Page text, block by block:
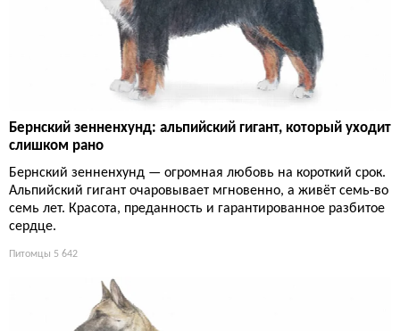
Бернский зенненхунд: альпийский гигант, который уходит
слишком рано
Бернский зенненхунд — огромная любовь на короткий срок.
Альпийский гигант очаровывает мгновенно, а живёт семь-во
семь лет. Красота, преданность и гарантированное разбитое
сердце.
Питомцы 5 642